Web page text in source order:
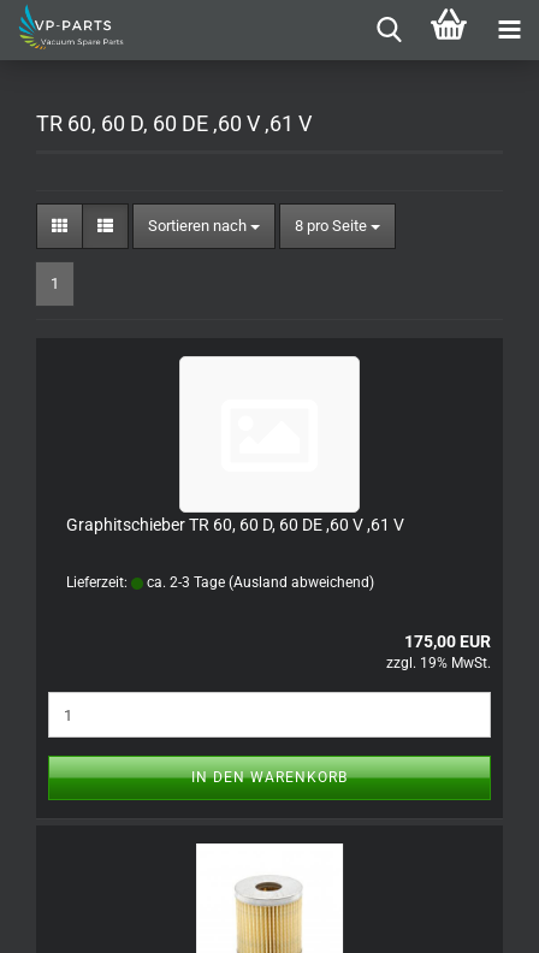
TR 60, 60 D, 60 DE ,60 V ,61 V
Sortieren nach
Sortieren nach 8 pro Seite
pro Seite
1
Graphitschieber TR 60, 60 D, 60 DE ,60 V ,61 V
Lieferzeit: ca. 2-3 Tage (Ausland abweichend)
175,00 EUR
zzgl. 19% MwSt.
IN DEN WARENKORB